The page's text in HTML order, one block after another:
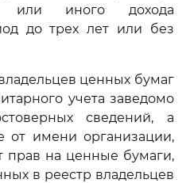
или иного дохода
до трех лет или без
ценных бумаг
учета заведомо
сведений, а
от имени организации,
прав на ценные бумаги,
в реестр владельцев